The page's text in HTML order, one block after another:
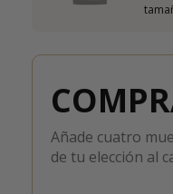
Añade cuatro
de tu elección al